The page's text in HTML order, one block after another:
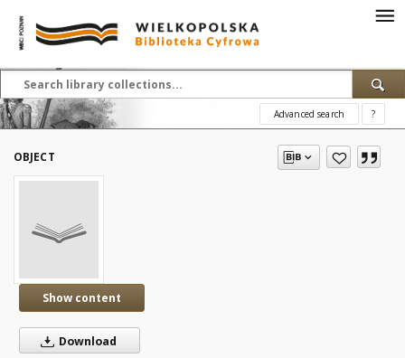
Advanced search ?
OBJECT
Show content
Download